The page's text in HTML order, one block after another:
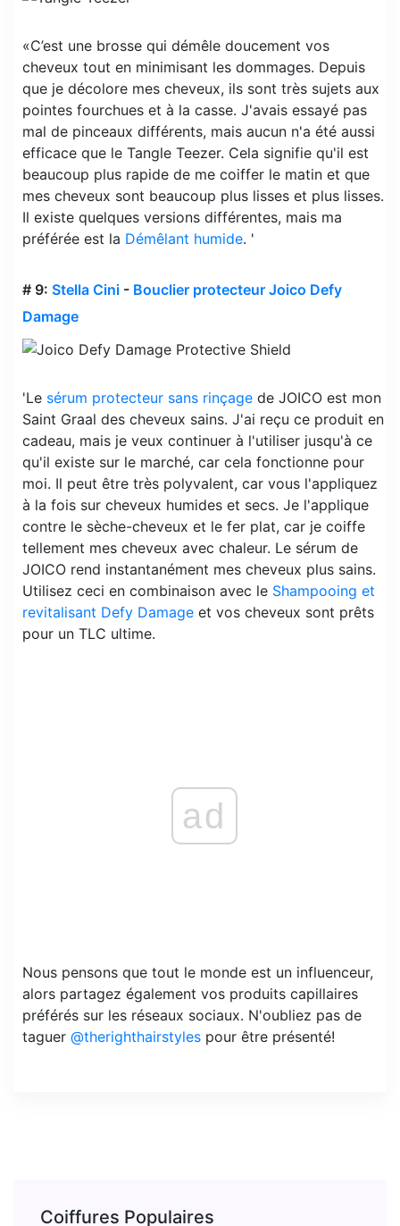
«C’est une brosse qui démêle doucement vos
cheveux tout en minimisant les dommages. Depuis
que je décolore mes cheveux, ils sont très sujets aux
pointes fourchues et à la casse. J'avais essayé pas
mal de pinceaux différents, mais aucun n'a été aussi
efficace que le Tangle Teezer. Cela signifie qu'il est
beaucoup plus rapide de me coiffer le matin et que
mes cheveux sont beaucoup plus lisses et plus lisses.
Il existe quelques versions différentes, mais ma
préférée est la Démêlant humide. '
# 9: Stella Cini - Bouclier protecteur Joico Defy
Damage
'Le sérum protecteur sans rinçage de JOICO est mon
Saint Graal des cheveux sains. J'ai reçu ce produit en
cadeau, mais je veux continuer à l'utiliser jusqu'à ce
qu'il existe sur le marché, car cela fonctionne pour
moi. Il peut être très polyvalent, car vous l'appliquez
à la fois sur cheveux humides et secs. Je l'applique
contre le sèche-cheveux et le fer plat, car je coiffe
tellement mes cheveux avec chaleur. Le sérum de
JOICO rend instantanément mes cheveux plus sains.
Utilisez ceci en combinaison avec le Shampooing et
revitalisant Defy Damage et vos cheveux sont prêts
pour un TLC ultime.
ad
Nous pensons que tout le monde est un influenceur,
alors partagez également vos produits capillaires
préférés sur les réseaux sociaux. N'oubliez pas de
taguer @therighthairstyles pour être présenté!
Coiffures Populaires